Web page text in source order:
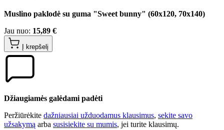
Muslino paklodė su guma "Sweet bunny" (60x120, 70x140)
Jau nuo: 15,89 €
Į krepšelį
Džiaugiamės galėdami padėti
Peržiūrėkite dažniausiai užduodamus klausimus, sekite savo
užsakymą arba susisiekite su mumis, jei turite klausimų.